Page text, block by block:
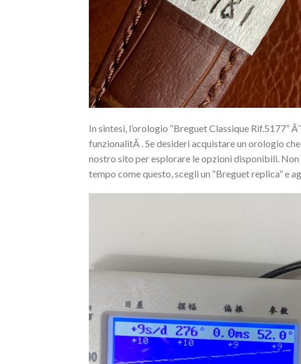
In sintesi, l’orologio “Breguet Classique Rif.5177”
funzionalitÃ . Se desideri acquistare un orologio
nostro sito per esplorare le opzioni disponibili.
tempo come questo, scegli un “Breguet replica” e